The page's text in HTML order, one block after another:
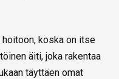
koska on itse
äiti, joka rakentaa
täyttäen omat